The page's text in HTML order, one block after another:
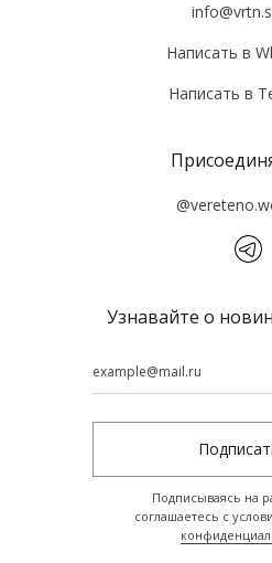
Написать в
Написать в
Узнавайте о
Подписываясь на
соглашаетесь с